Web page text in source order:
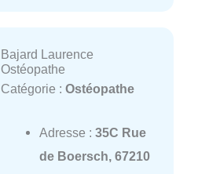
Bajard Laurence
Ostéopathe
Catégorie : Ostéopathe
Adresse : 35C Rue
de Boersch, 67210